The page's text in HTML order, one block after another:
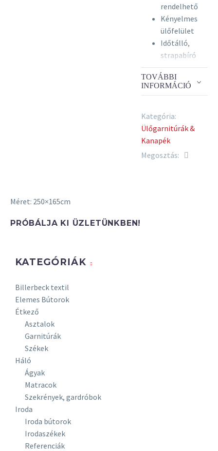
rendelhető
Kényelmes
ülőfelület
Időtálló,
strapabíró
szövet
Széles
szövetválaszték
kivitelezés
Vendégágy
Ágyneműtartó
Jobbos és
TOVÁBBI
INFORMÁCIÓ
Kategória:
Ülőgarnitúrák &
Kanapék
Megosztás:
Méret: 250×165cm
PRÓBÁLJA KI ÜZLETÜNKBEN!
KATEGÓRIÁK
Billerbeck textil
Elemes Bútorok
Étkező
Asztalok
Garnitúrák
Székek
Háló
Ágyak
Matracok
Szekrények, gardróbok
Iroda
Iroda bútorok
Irodaszékek
Referenciák